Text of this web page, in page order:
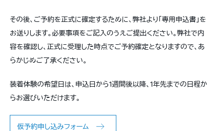
その後、ご予約を正式に確定するために、弊社より「専用申込書」を
お送りします。必要事項をご記入のうえご提出ください。弊社で内
容を確認し、正式に受理した時点でご予約確定となりますので、あ
らかじめご了承ください。
装着体験の希望日は、申込日から1週間後以降、1年先までの日程か
らお選びいただけます。
仮予約申し込みフォーム